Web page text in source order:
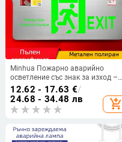
Minhua Пожарно аварийно
осветление със знак за изход –
повърхностен монтаж, 36V,
модел Minhua 36-220V
12.62 - 17.63 €/
24.68 - 34.48 лв
add_shopping_cart